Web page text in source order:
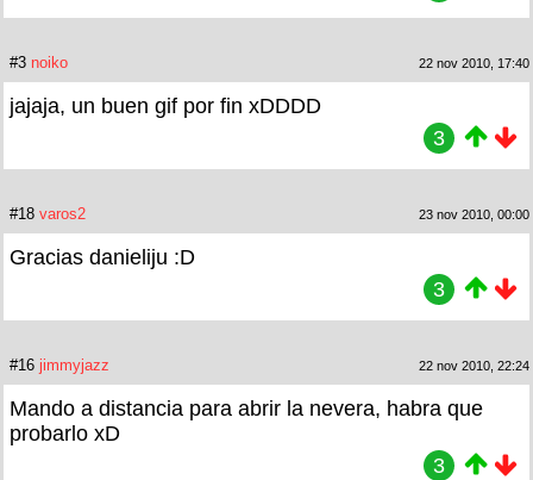
#3 noiko 22 nov 2010, 17:40
jajaja, un buen gif por fin xDDDD
3
#18 varos2 23 nov 2010, 00:00
Gracias danieliju :D
3
#16 jimmyjazz 22 nov 2010, 22:24
Mando a distancia para abrir la nevera, habra que
probarlo xD
3